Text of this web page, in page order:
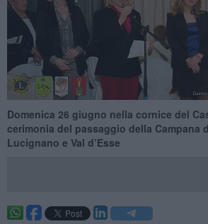
Domenica 26 giugno nella cornice del
cerimonia del passaggio della Campana
Lucignano e Val d’Esse